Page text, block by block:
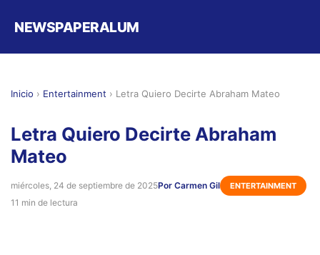
NEWSPAPERALUM
Inicio › Entertainment › Letra Quiero Decirte Abraham Mateo
Letra Quiero Decirte Abraham
Mateo
miércoles, 24 de septiembre de 2025Por Carmen Gil ENTERTAINMENT
11 min de lectura